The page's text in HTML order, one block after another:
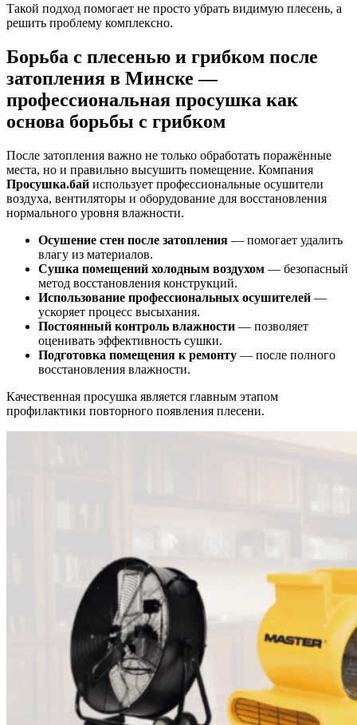
Такой подход помогает не просто убрать видимую плесень, а
решить проблему комплексно.
Борьба с плесенью и грибком после
затопления в Минске —
профессиональная просушка как
основа борьбы с грибком
После затопления важно не только обработать поражённые
места, но и правильно высушить помещение. Компания
Просушка.бай использует профессиональные осушители
воздуха, вентиляторы и оборудование для восстановления
нормального уровня влажности.
Осушение стен после затопления — помогает удалить
влагу из материалов.
Сушка помещений холодным воздухом — безопасный
метод восстановления конструкций.
Использование профессиональных осушителей —
ускоряет процесс высыхания.
Постоянный контроль влажности — позволяет
оценивать эффективность сушки.
Подготовка помещения к ремонту — после полного
восстановления влажности.
Качественная просушка является главным этапом
профилактики повторного появления плесени.